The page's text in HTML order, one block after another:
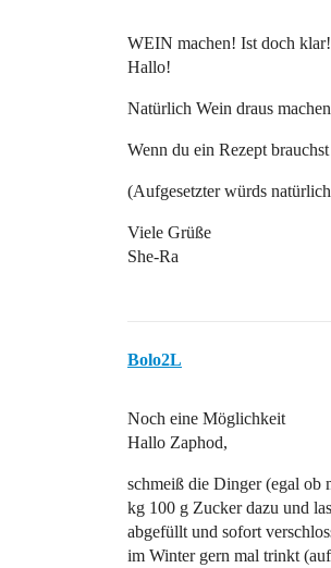
WEIN machen! Ist doch klar!
Hallo!
Natürlich Wein draus
Wenn du ein Rezept
(Aufgesetzter würds
Viele Grüße
She-Ra
Bolo2L
Noch eine Möglichkeit
Hallo Zaphod,
schmeiß die Dinger (egal ob
kg 100 g Zucker dazu und
abgefüllt und sofort
im Winter gern mal trinkt